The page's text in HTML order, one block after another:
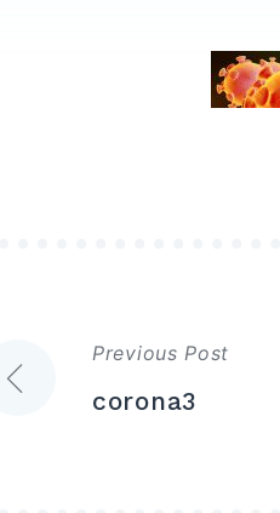
แนะแนว
เรื่อง
Previous Post
corona3